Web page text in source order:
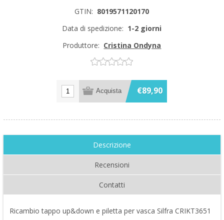
GTIN: 8019571120170
Data di spedizione: 1-2 giorni
Produttore: Cristina Ondyna
€89,90
Descrizione
Recensioni
Contatti
Ricambio tappo up&down e piletta per vasca Silfra CRIKT3651